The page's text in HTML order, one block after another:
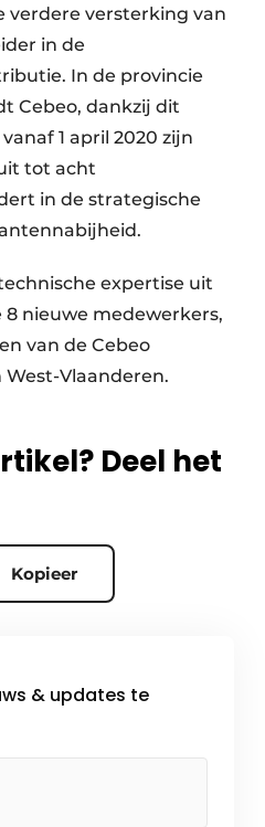
verdere versterking van
in de
In de provincie
Cebeo, dankzij dit
1 april 2020 zijn
tot acht
in de strategische
expertise uit
nieuwe medewerkers,
van de Cebeo
Vlaanderen.
Deel het
Kopieer
& updates te